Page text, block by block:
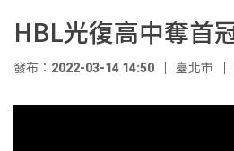
HBL光復高中奪首
發布：2022-03-14 14:50 臺北市